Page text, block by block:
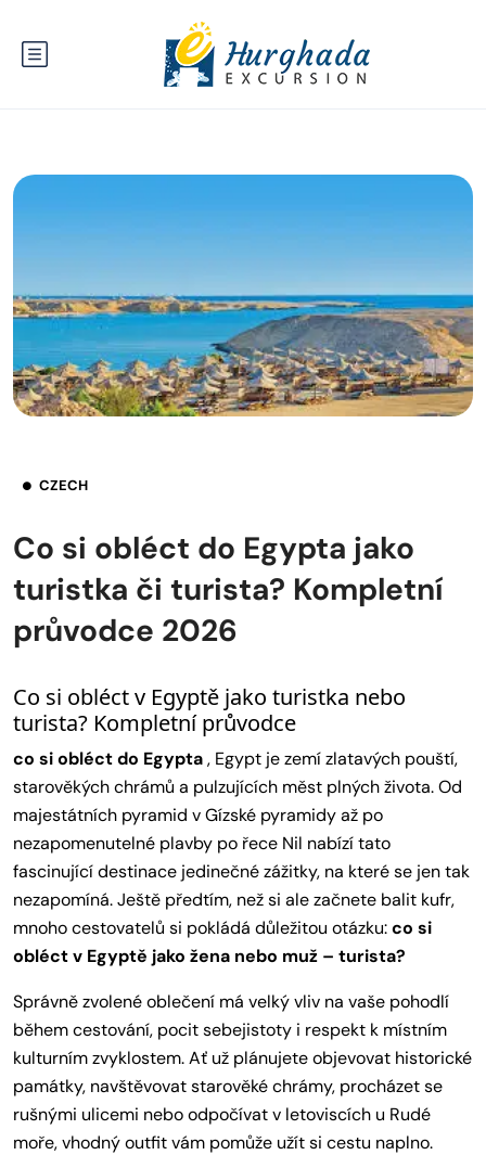
CZECH
Co si obléct do Egypta jako
turistka či turista? Kompletní
průvodce 2026
Co si obléct v Egyptě jako turistka nebo
turista? Kompletní průvodce
co si obléct do Egypta, Egypt je zemí zlatavých pouští,
starověkých chrámů a pulzujících měst plných života. Od
majestátních pyramid v Gízské pyramidy až po
nezapomenutelné plavby po řece Nil nabízí tato
fascinující destinace jedinečné zážitky, na které se jen tak
nezapomíná. Ještě předtím, než si ale začnete balit kufr,
mnoho cestovatelů si pokládá důležitou otázku:co si
obléct v Egyptě jako žena nebo muž – turista?
Správně zvolené oblečení má velký vliv na vaše pohodlí
během cestování, pocit sebejistoty i respekt k místním
kulturním zvyklostem. Ať už plánujete objevovat historické
památky, navštěvovat starověké chrámy, procházet se
rušnými ulicemi nebo odpočívat v letoviscích u Rudé
moře, vhodný outfit vám pomůže užít si cestu naplno.